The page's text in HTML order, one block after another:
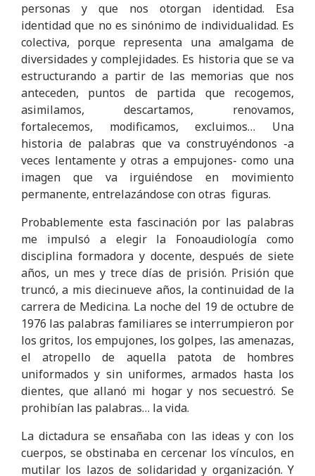
personas y que nos otorgan identidad. Esa
identidad que no es sinónimo de individualidad. Es
colectiva, porque representa una amalgama de
diversidades y complejidades. Es historia que se va
estructurando a partir de las memorias que nos
anteceden, puntos de partida que recogemos,
asimilamos, descartamos, renovamos,
fortalecemos, modificamos, excluimos… Una
historia de palabras que va construyéndonos -a
veces lentamente y otras a empujones- como una
imagen que va irguiéndose en movimiento
permanente, entrelazándose con otras figuras.
Probablemente esta fascinación por las palabras
me impulsó a elegir la Fonoaudiología como
disciplina formadora y docente, después de siete
años, un mes y trece días de prisión. Prisión que
truncó, a mis diecinueve años, la continuidad de la
carrera de Medicina. La noche del 19 de octubre de
1976 las palabras familiares se interrumpieron por
los gritos, los empujones, los golpes, las amenazas,
el atropello de aquella patota de hombres
uniformados y sin uniformes, armados hasta los
dientes, que allanó mi hogar y nos secuestró. Se
prohibían las palabras… la vida.
La dictadura se ensañaba con las ideas y con los
cuerpos, se obstinaba en cercenar los vínculos, en
mutilar los lazos de solidaridad y organización. Y